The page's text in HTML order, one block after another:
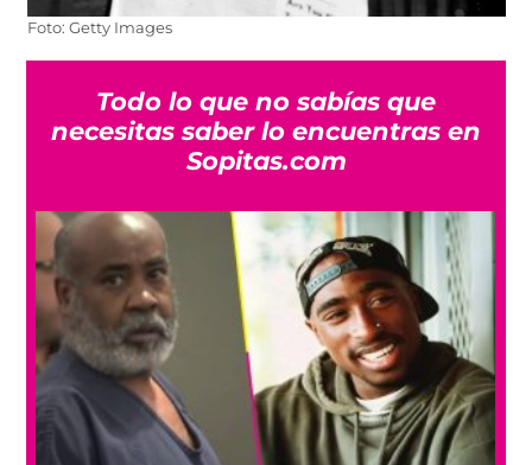
Foto: Getty Images
Todo lo que no sabías que
necesitas saber lo encuentras en
Sopitas.com